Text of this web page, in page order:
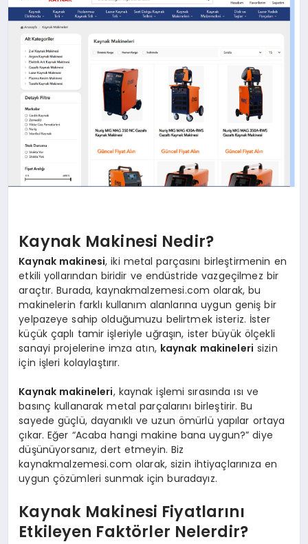
Kaynak Makinesi Nedir?
Kaynak makinesi, iki metal parçasını birleştirmenin en
etkili yollarından biridir ve endüstride vazgeçilmez bir
araçtır. Burada, kaynakmalzemesi.com olarak, bu
makinelerin farklı kullanım alanlarına uygun geniş bir
yelpazeye sahip olduğumuzu belirtmek isteriz. İster
küçük çaplı tamir işleriyle uğraşın, ister büyük ölçekli
sanayi projelerine imza atın, kaynak makineleri sizin
için işleri kolaylaştırır.
Kaynak makineleri, kaynak işlemi sırasında ısı ve
basınç kullanarak metal parçalarını birleştirir. Bu
sayede güçlü, dayanıklı ve uzun ömürlü yapılar ortaya
çıkar. Eğer “Acaba hangi makine bana uygun?” diye
düşünüyorsanız, dert etmeyin. Biz
kaynakmalzemesi.com olarak, sizin ihtiyaçlarınıza en
uygun çözümleri sunmak için buradayız.
Kaynak Makinesi Fiyatlarını
Etkileyen Faktörler Nelerdir?